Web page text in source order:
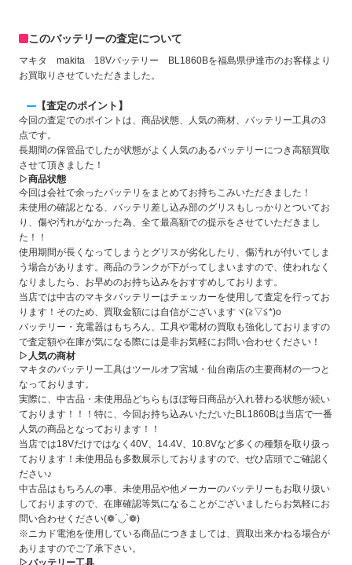
このバッテリーの査定について
マキタ makita 18Vバッテリー BL1860Bを福島県伊達市のお客様より
お買取りさせていただきました。
【査定のポイント】
今回の査定でのポイントは、商品状態、人気の商材、バッテリー工具の3
点です。
長期間の保管品でしたが状態がよく人気のあるバッテリーにつき高額買取
させて頂きました！
▷商品状態
今回は会社で余ったバッテリをまとめてお持ちこみいただきました！
未使用の確認となる、バッテリ差し込み部のグリスもしっかりとついてお
り、傷や汚れがなかった為、全て最高額での提示をさせていただきまし
た！！
使用期間が長くなってしまうとグリスが劣化したり、傷汚れが付いてしま
う場合があります。商品のランクが下がってしまいますので、使われなく
なりましたら、お早めのお持ち込みをおすすめしております。
当店では中古のマキタバッテリーはチェッカーを使用して査定を行ってお
ります！そのため、買取金額には自信がございますヾ(≧▽≦*)o
バッテリー・充電器はもちろん、工具や電材の買取も強化しておりますの
で査定額や在庫が気になる際には是非お気軽にお問い合わせください！
▷人気の商材
マキタのバッテリー工具はツールオフ宮城・仙台南店の主要商材の一つと
なっております。
実際に、中古品・未使用品どちらもほぼ毎日商品が入れ替わる状態が続い
ております！！！特に、今回お持ち込みいただいたBL1860Bは当店で一番
人気の商品となっております！！
当店では18Vだけではなく40V、14.4V、10.8Vなど多くの種類を取り扱っ
ております！未使用品も多数展示しておりますので、ぜひ店頭でご確認く
ださい♪
中古品はもちろんの事、未使用品や他メーカーのバッテリーもお取り扱い
しておりますので、在庫確認等気になることがございましたらお気軽にお
問い合わせください(❁´◡`❁)
※ニカド電池を使用している商品につきましては、買取出来かねる場合が
ありますのでご了承下さい。
▷バッテリー工具